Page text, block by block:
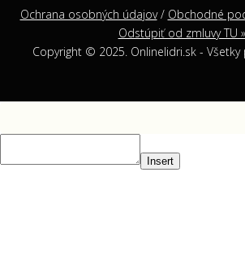
Ochrana osobných údajov/ Obchodné
Odstúpiť od zmluvy TU »
Copyright © 2025. Onlinelidri.sk - Všetky
Insert